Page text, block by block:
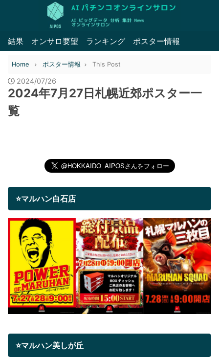
結果 オンサロ要望 ランキング ポスター情報
Home ポスター情報 This Post
2024/07/26
2024年7月27日札幌近郊ポスター一
覧
⭐マルハン白石店
⭐マルハン美しが丘